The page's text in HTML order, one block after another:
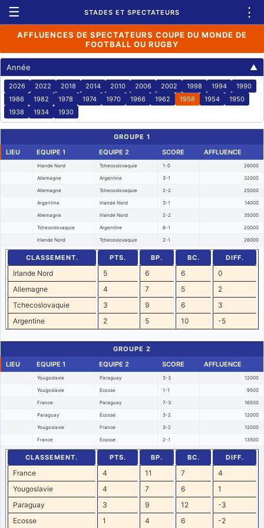
☰ STADES ET SPECTATEURS ⋮
AFFLUENCES DE SPECTATEURS COUPE DU MONDE DE
FOOTBALL OU RUGBY
Année ▲
2026 2022 2018 2014 2010 2006 2002 1998 1994
1990
1986
1982 1978 1974 1970 1966 1962 1958 1954
1950
1938
1934 1930
GROUPE 1
LIEU
EQUIPE 1 EQUIPE 2 SCORE AFFLUENCE
Irlande Nord Tchecoslovaquie 1-0 26000
Allemagne Argentine 3-1 32000
Allemagne Tchecoslovaquie 2-2 25000
Argentine Irlande Nord 3-1 14000
Allemagne Irlande Nord 2-2 35000
Tchecoslovaquie Argentine 6-1 20000
Irlande Nord Tchecoslovaquie 2-1 26000
CLASSEMENT. PTS. BP. BC. DIFF.
Irlande Nord 5 6 6
0
Allemagne
4 7 5
2
Tchecoslovaquie
3 9 6
3
Argentine
2 5 10 -5
GROUPE 2
LIEU
EQUIPE 1 EQUIPE 2 SCORE AFFLUENCE
Yougoslavie Paraguay 3-3 12000
Yougoslavie Ecosse 1-1 9500
France Paraguay 7-3 16500
Paraguay Ecosse 3-2 12000
Yougoslavie France 3-2 12000
France Ecosse 2-1 13500
CLASSEMENT. PTS. BP. BC. DIFF.
France 4 11 7
4
Yougoslavie
4 7 6
1
Paraguay
3 9 12
-3
Ecosse
1 4 6 -2